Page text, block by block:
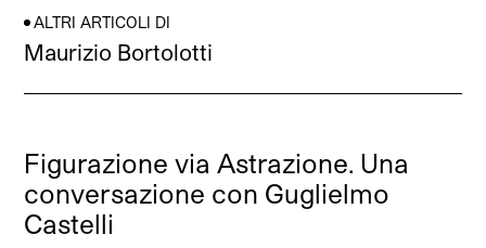
ALTRI ARTICOLI DI
Maurizio Bortolotti
Figurazione via Astrazione. Una
conversazione con Guglielmo
Castelli